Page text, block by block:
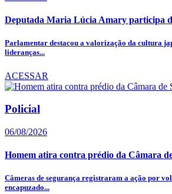
Deputada Maria Lúcia Amary participa
Parlamentar destacou a valorização da cultura
lideranças...
ACESSAR
Policial
06/08/2026
Homem atira contra prédio da Câmara
Câmeras de segurança registraram a ação por
encapuzado...